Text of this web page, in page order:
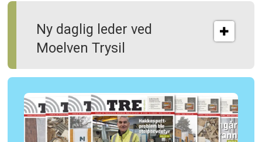
Ny daglig leder ved
Moelven Trysil